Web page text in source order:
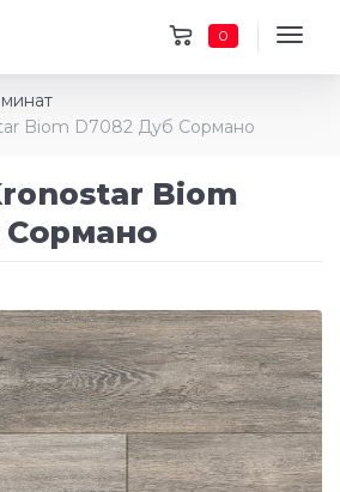
0
Biom D7082 Дуб Сормано
Biom
Сормано